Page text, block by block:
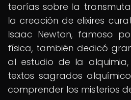
teorías sobre la
la creación de elixires
Isaac Newton, famoso
física, también dedicó
al estudio de la
textos sagrados
comprender los misterios